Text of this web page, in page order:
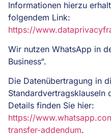
Informationen hierzu
folgendem Link:
https://
Wir nutzen WhatsApp in
Business“.
Die Datenübertragung in
Standardvertragsklauseln
Details finden Sie hier:
https://
transfer-addendum.